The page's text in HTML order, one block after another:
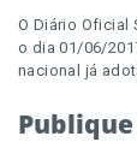
O Diário Oficial
o dia 01/06/
nacional já